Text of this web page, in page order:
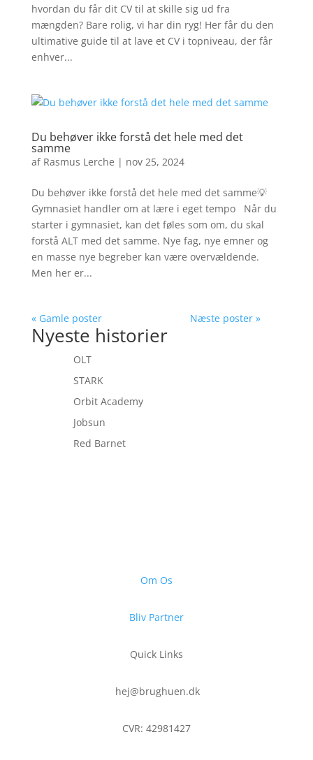
hvordan du får dit CV til at skille sig ud fra
mængden? Bare rolig, vi har din ryg! Her får du den
ultimative guide til at lave et CV i topniveau, der får
enhver...
Du behøver ikke forstå det hele med det
samme
af Rasmus Lerche | nov 25, 2024
Du behøver ikke forstå det hele med det samme💡
Gymnasiet handler om at lære i eget tempo Når du
starter i gymnasiet, kan det føles som om, du skal
forstå ALT med det samme. Nye fag, nye emner og
en masse nye begreber kan være overvældende.
Men her er...
« Gamle poster Næste poster »
Nyeste historier
OLT
STARK
Orbit Academy
Jobsun
Red Barnet
Om Os
Bliv Partner
Quick Links
hej@brughuen.dk
CVR: 42981427